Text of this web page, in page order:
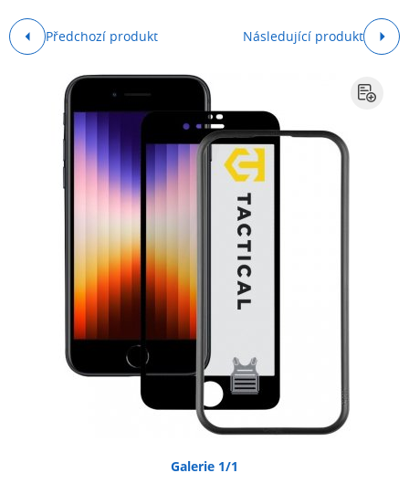
Předchozí produkt Následující produkt
Galerie 1/1